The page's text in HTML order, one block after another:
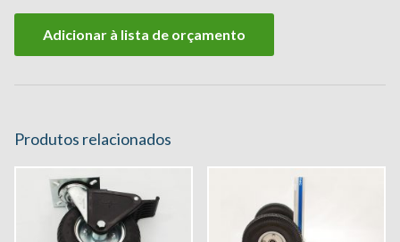
Adicionar à lista de orçamento
Produtos relacionados